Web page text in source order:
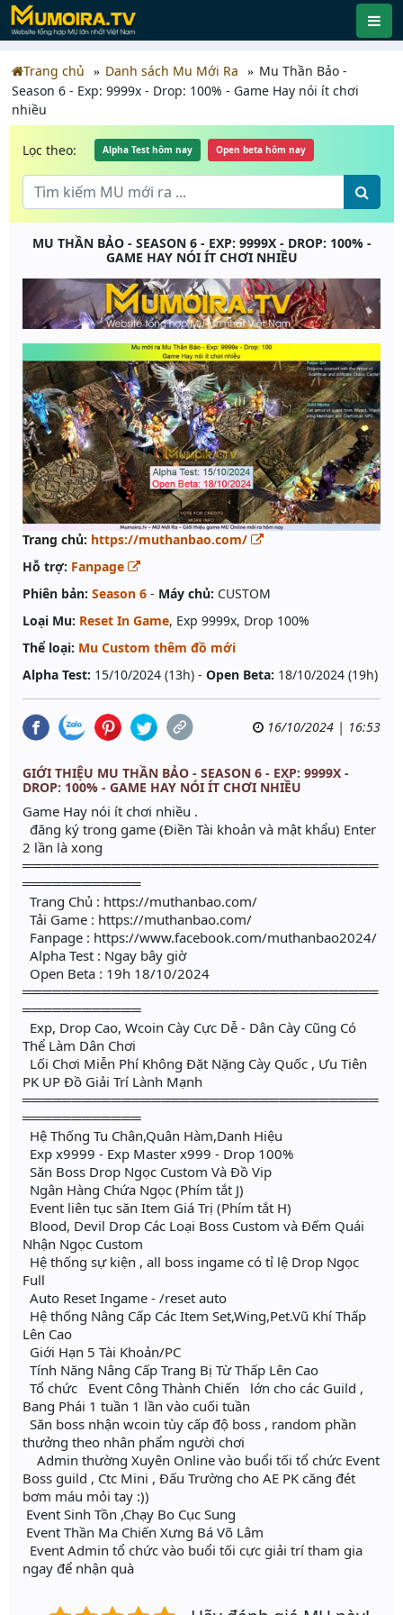
Trang chủ Danh sách Mu Mới Ra
Mu Thần Bảo -
Season 6 - Exp: 9999x - Drop: 100% - Game Hay nói ít chơi
nhiều
Lọc theo: Alpha Test hôm nay Open beta hôm nay
MU THẦN BẢO - SEASON 6 - EXP: 9999X - DROP: 100% -
GAME HAY NÓI ÍT CHƠI NHIỀU
Trang chủ: https://muthanbao.com/
Hỗ trợ: Fanpage
Phiên bản: Season 6 - Máy chủ: CUSTOM
Loại Mu: Reset In Game, Exp 9999x, Drop 100%
Thể loại: Mu Custom thêm đồ mới
Alpha Test: 15/10/2024 (13h) - Open Beta: 18/10/2024 (19h)
16/10/2024 | 16:53
GIỚI THIỆU MU THẦN BẢO - SEASON 6 - EXP: 9999X -
DROP: 100% - GAME HAY NÓI ÍT CHƠI NHIỀU
Game Hay nói ít chơi nhiều .
đăng ký trong game (Điền Tài khoản và mật khẩu) Enter
2 lần là xong
════════════════════════════════════
════════════
Trang Chủ : https://muthanbao.com/
Tải Game : https://muthanbao.com/
Fanpage : https://www.facebook.com/muthanbao2024/
Alpha Test : Ngay bây giờ
Open Beta : 19h 18/10/2024
════════════════════════════════════
════════════
Exp, Drop Cao, Wcoin Cày Cực Dễ - Dân Cày Cũng Có
Thể Làm Dân Chơi
Lối Chơi Miễn Phí Không Đặt Nặng Cày Quốc , Ưu Tiên
PK UP Đồ Giải Trí Lành Mạnh
════════════════════════════════════
════════════
Hệ Thống Tu Chân,Quân Hàm,Danh Hiệu
Exp x9999 - Exp Master x999 - Drop 100%
Săn Boss Drop Ngọc Custom Và Đồ Vip
Ngân Hàng Chứa Ngọc (Phím tắt J)
Event liên tục săn Item Giá Trị (Phím tắt H)
Blood, Devil Drop Các Loại Boss Custom và Đếm Quái
Nhận Ngọc Custom
Hệ thống sự kiện , all boss ingame có tỉ lệ Drop Ngọc
Full
Auto Reset Ingame - /reset auto
Hệ thống Nâng Cấp Các Item Set,Wing,Pet.Vũ Khí Thấp
Lên Cao
Giới Hạn 5 Tài Khoản/PC
Tính Năng Nâng Cấp Trang Bị Từ Thấp Lên Cao
Tổ chức Event Công Thành Chiến lớn cho các Guild ,
Bang Phái 1 tuần 1 lần vào cuối tuần
Săn boss nhận wcoin tùy cấp độ boss , random phần
thưởng theo nhân phẩm người chơi
Admin thường Xuyên Online vào buổi tối tổ chức Event
Boss guild , Ctc Mini , Đấu Trường cho AE PK căng đét
bơm máu mỏi tay :))
Event Sinh Tồn ,Chạy Bo Cục Sung
Event Thần Ma Chiến Xưng Bá Võ Lâm
Event Admin tổ chức vào buổi tối cực giải trí tham gia
ngay để nhận quà